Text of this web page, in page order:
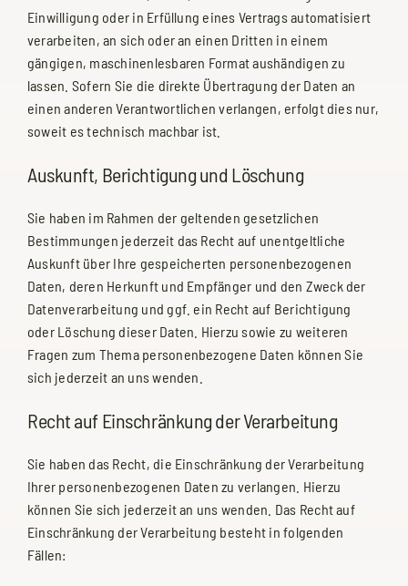
Einwilligung oder in Erfüllung eines Vertrags automatisiert
verarbeiten, an sich oder an einen Dritten in einem
gängigen, maschinenlesbaren Format aushändigen zu
lassen. Sofern Sie die direkte Übertragung der Daten an
einen anderen Verantwortlichen verlangen, erfolgt dies nur,
soweit es technisch machbar ist.
Auskunft, Berichtigung und Löschung
Sie haben im Rahmen der geltenden gesetzlichen
Bestimmungen jederzeit das Recht auf unentgeltliche
Auskunft über Ihre gespeicherten personenbezogenen
Daten, deren Herkunft und Empfänger und den Zweck der
Datenverarbeitung und ggf. ein Recht auf Berichtigung
oder Löschung dieser Daten. Hierzu sowie zu weiteren
Fragen zum Thema personenbezogene Daten können Sie
sich jederzeit an uns wenden.
Recht auf Einschränkung der Verarbeitung
Sie haben das Recht, die Einschränkung der Verarbeitung
Ihrer personenbezogenen Daten zu verlangen. Hierzu
können Sie sich jederzeit an uns wenden. Das Recht auf
Einschränkung der Verarbeitung besteht in folgenden
Fällen: